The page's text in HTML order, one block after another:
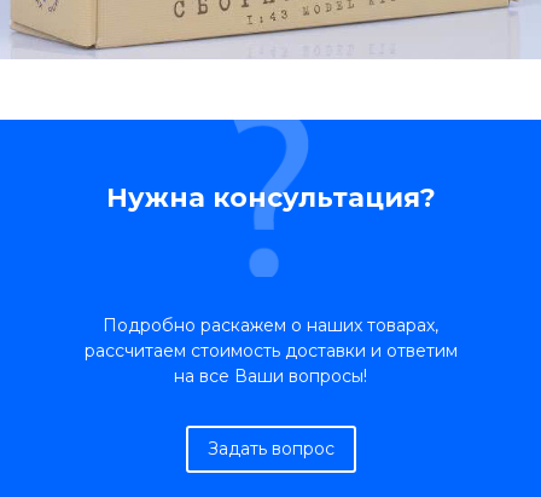
Нужна консультация?
Подробно раскажем о наших товарах,
рассчитаем стоимость доставки и ответим
на все Ваши вопросы!
Задать вопрос